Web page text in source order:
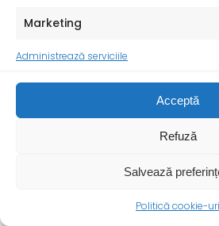
Marketing
Administrează serviciile
Acceptă
Refuză
Salvează
Politică cookie-uri
De peste 35 de ani,